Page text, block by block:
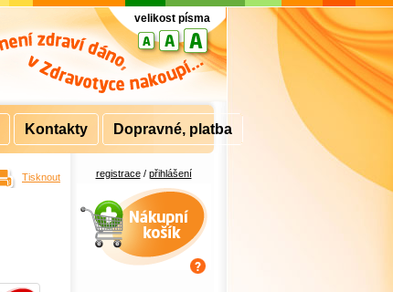
registrace/ přihlášení
Nákupní košík
velikost písma
Tisknout
Kontakty Dopravné, platba